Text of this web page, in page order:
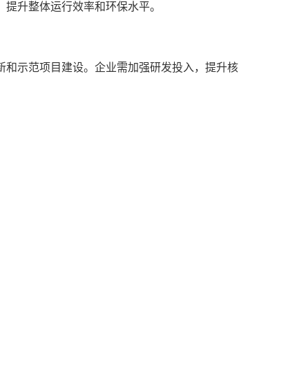
升整体运行效率和环保水平。
示范项目建设。企业需加强研发投入，提升核